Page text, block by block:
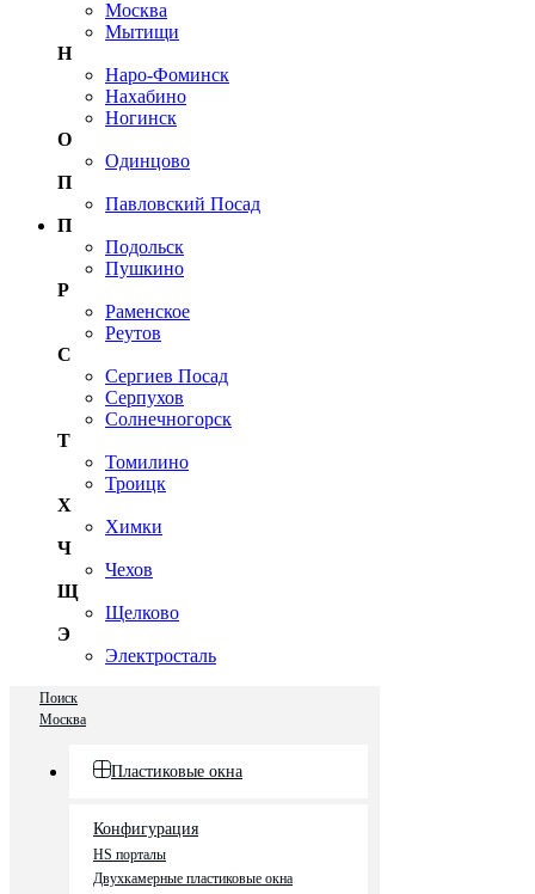
Москва
Мытищи
Н
Наро-Фоминск
Нахабино
Ногинск
О
Одинцово
П
Павловский Посад
П
Подольск
Пушкино
Р
Раменское
Реутов
С
Сергиев Посад
Серпухов
Солнечногорск
Т
Томилино
Троицк
Х
Химки
Ч
Чехов
Щ
Щелково
Э
Электросталь
Поиск
Москва
Пластиковые окна
Конфигурация
HS порталы
Двухкамерные пластиковые окна